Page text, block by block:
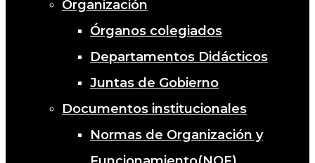
Organización
Órganos colegiados
Departamentos Didácticos
Juntas de Gobierno
Documentos institucionales
Normas de Organización y